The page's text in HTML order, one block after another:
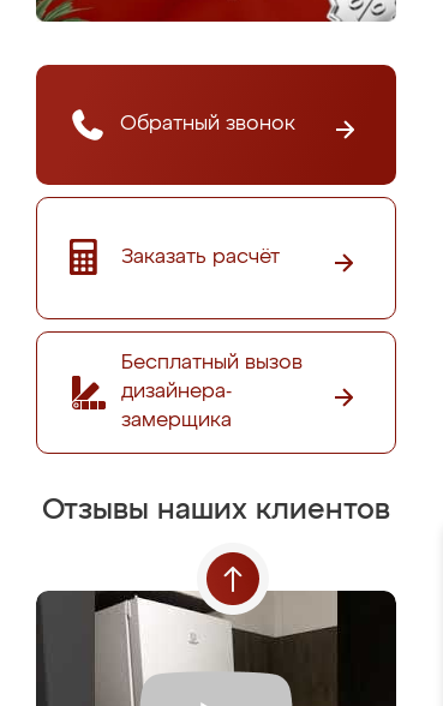
Обратный звонок
Заказать расчёт
Бесплатный вызов
дизайнера-
замерщика
Отзывы наших клиентов